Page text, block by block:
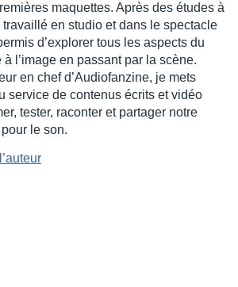
maquettes. Après des études à
travaillé en studio et dans le spectacle
d’explorer tous les aspects du
l’image en passant par la scène.
en chef d’Audiofanzine, je mets
service de contenus écrits et vidéo
tester, raconter et partager notre
le son.